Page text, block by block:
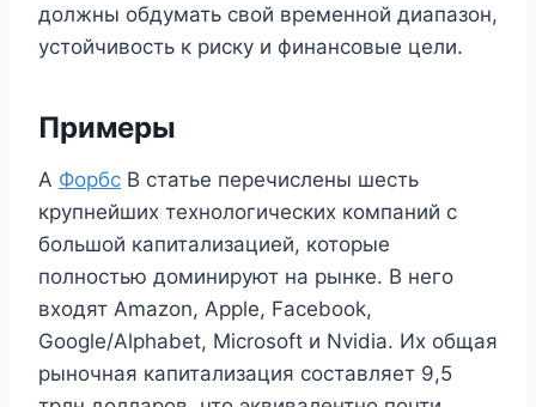
должны обдумать свой временной диапазон,
устойчивость к риску и финансовые цели.
Примеры
А Форбс В статье перечислены шесть
крупнейших технологических компаний с
большой капитализацией, которые
полностью доминируют на рынке. В него
входят Amazon, Apple, Facebook,
Google/Alphabet, Microsoft и Nvidia. Их общая
рыночная капитализация составляет 9,5